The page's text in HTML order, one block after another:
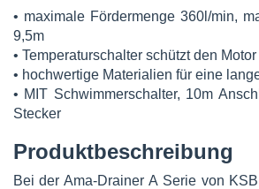
• maximale Fördermenge 360l/min,
9,5m
• Temperaturschalter schützt den
• hochwertige Materialien für eine
• MIT Schwimmerschalter, 10m
Stecker
Produktbeschreibung
Bei der Ama-Drainer A Serie von